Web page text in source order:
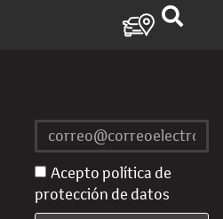
Acepto política de
protección de datos